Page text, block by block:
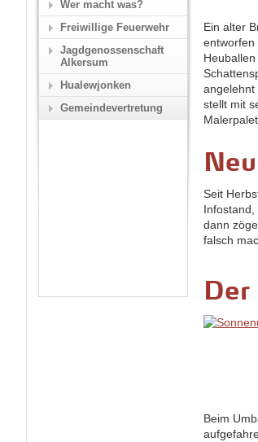
Ein alter
entworfen
angelehnt
stellt mit
Seit
dann
falsch
Beim
Wer macht was?
Freiwillige Feuerwehr
Jagdgenossenschaft
Alkersum
Hualewjonken
Gemeindevertretung